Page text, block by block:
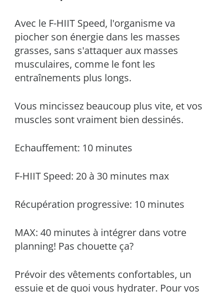
Avec le F-HIIT Speed, l'organisme va
piocher son énergie dans les masses
grasses, sans s'attaquer aux masses
musculaires, comme le font les
entraînements plus longs.
Vous mincissez beaucoup plus vite, et vos
muscles sont vraiment bien dessinés.
Echauffement: 10 minutes
F-HIIT Speed: 20 à 30 minutes max
Récupération progressive: 10 minutes
MAX: 40 minutes à intégrer dans votre
planning! Pas chouette ça?
Prévoir des vêtements confortables, un
essuie et de quoi vous hydrater. Pour vos